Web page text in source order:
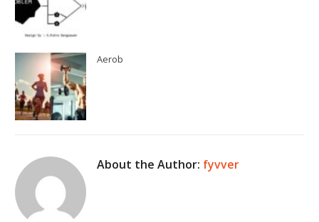
Aerob
About the Author: fyvver